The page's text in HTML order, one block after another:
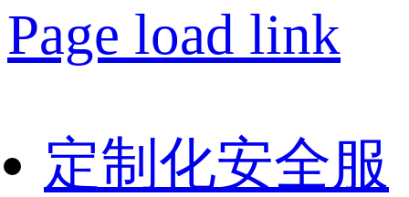
Page load link
定制化安全服